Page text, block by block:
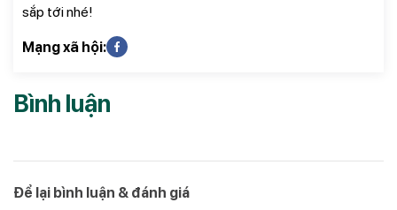
sắp tới nhé!
Mạng xã hội:
Bình luận
Để lại bình luận & đánh giá